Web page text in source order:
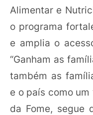
Alimentar e
o programa
e amplia o
“Ganham as
também as
e o país como
da Fome, segue